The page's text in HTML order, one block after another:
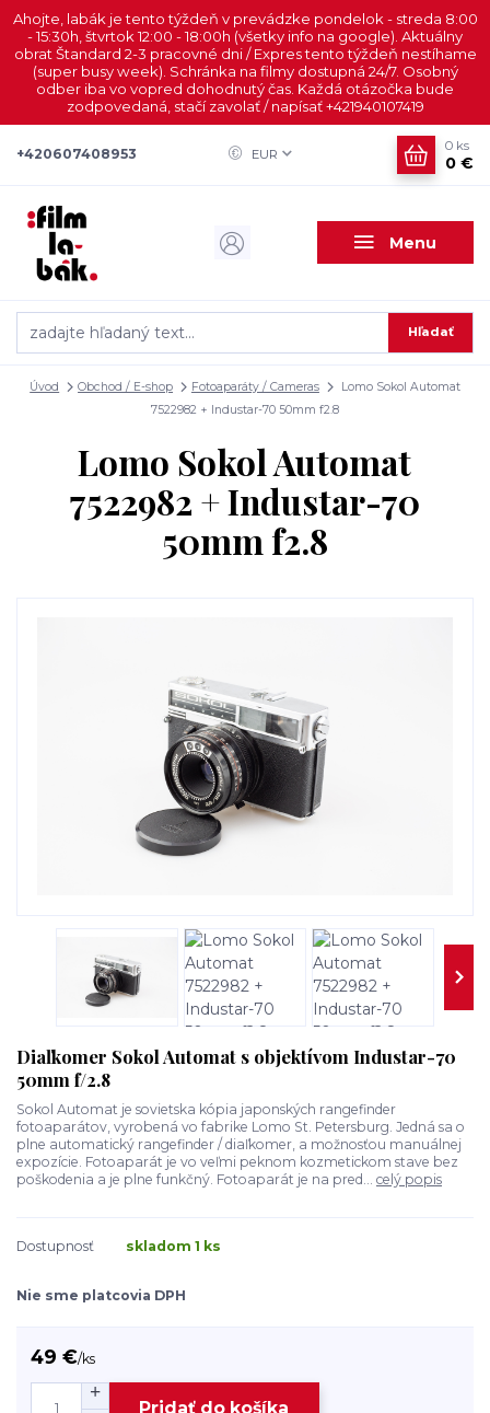
Ahojte, labák je tento týždeň v prevádzke pondelok - streda 8:00
- 15:30h, štvrtok 12:00 - 18:00h (všetky info na google). Aktuálny
obrat Štandard 2-3 pracovné dni / Expres tento týždeň nestíhame
(super busy week). Schránka na filmy dostupná 24/7. Osobný
odber iba vo vopred dohodnutý čas. Každá otázočka bude
zodpovedaná, stačí zavolať / napísať +421940107419
Menu
EUR
Hľadať
+420607408953
0 ks
0 €
Úvod Obchod / E-shop Fotoaparáty / Cameras
Lomo Sokol Automat
7522982 + Industar-70 50mm f2.8
Lomo Sokol Automat
7522982 + Industar-70
50mm f2.8
Diaľkomer Sokol Automat s objektívom Industar-70
50mm f/2.8
Sokol Automat je sovietska kópia japonských rangefinder
fotoaparátov, vyrobená vo fabrike Lomo St. Petersburg. Jedná sa o
plne automatický rangefinder / diaľkomer, a možnosťou manuálnej
expozície. Fotoaparát je vo veľmi peknom kozmetickom stave bez
poškodenia a je plne funkčný. Fotoaparát je na pred... celý popis
Dostupnosť skladom 1 ks
Nie sme platcovia DPH
49 €/ks
Pridať do košíka